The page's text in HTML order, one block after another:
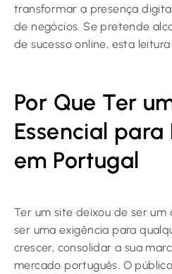
transformar a presença
de negócios. Se pretende
de sucesso online, esta leitura
Por Que Ter
Essencial para
em Portugal
Ter um site deixou de ser um
ser uma exigência para
crescer, consolidar a sua
mercado português. O